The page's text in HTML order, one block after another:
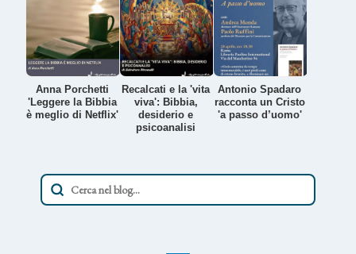
Anna Porchetti
'Leggere la Bibbia
è meglio di Netflix'
Recalcati e la 'vita
viva': Bibbia,
desiderio e
psicoanalisi
Antonio Spadaro
racconta un Cristo
'a passo d’uomo'